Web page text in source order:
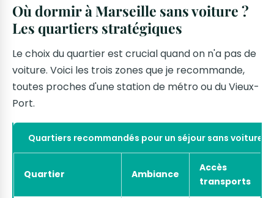
Où dormir à Marseille sans voiture ?
Les quartiers stratégiques
Le choix du quartier est crucial quand on n'a pas de
voiture. Voici les trois zones que je recommande,
toutes proches d'une station de métro ou du Vieux-
Port.
Quartiers recommandés pour un séjour sans voiture à
Quartier Ambiance
Accès
transports